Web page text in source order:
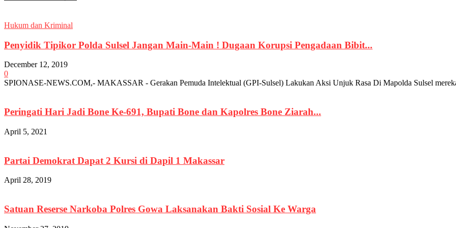
Hukum dan Kriminal
Penyidik Tipikor Polda Sulsel Jangan Main-Main ! Dugaan Korupsi Pengadaan Bibit...
December 12, 2019
0
SPIONASE-NEWS.COM,- MAKASSAR - Gerakan Pemuda Intelektual (GPI-Sulsel) Lakukan Aksi Unjuk Rasa Di Mapolda Sulsel
Peringati Hari Jadi Bone Ke-691, Bupati Bone dan Kapolres Bone Ziarah...
April 5, 2021
Partai Demokrat Dapat 2 Kursi di Dapil 1 Makassar
April 28, 2019
Satuan Reserse Narkoba Polres Gowa Laksanakan Bakti Sosial Ke Warga